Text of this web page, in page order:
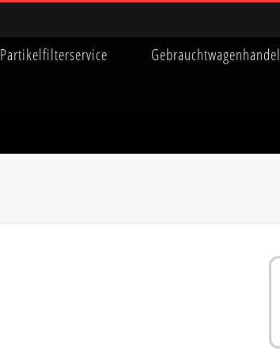
Partikelfilterservice Gebrauchtwagenhandel